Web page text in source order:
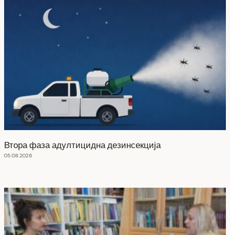
Втора фаза адултицидна дезинсекција
05.08.2026